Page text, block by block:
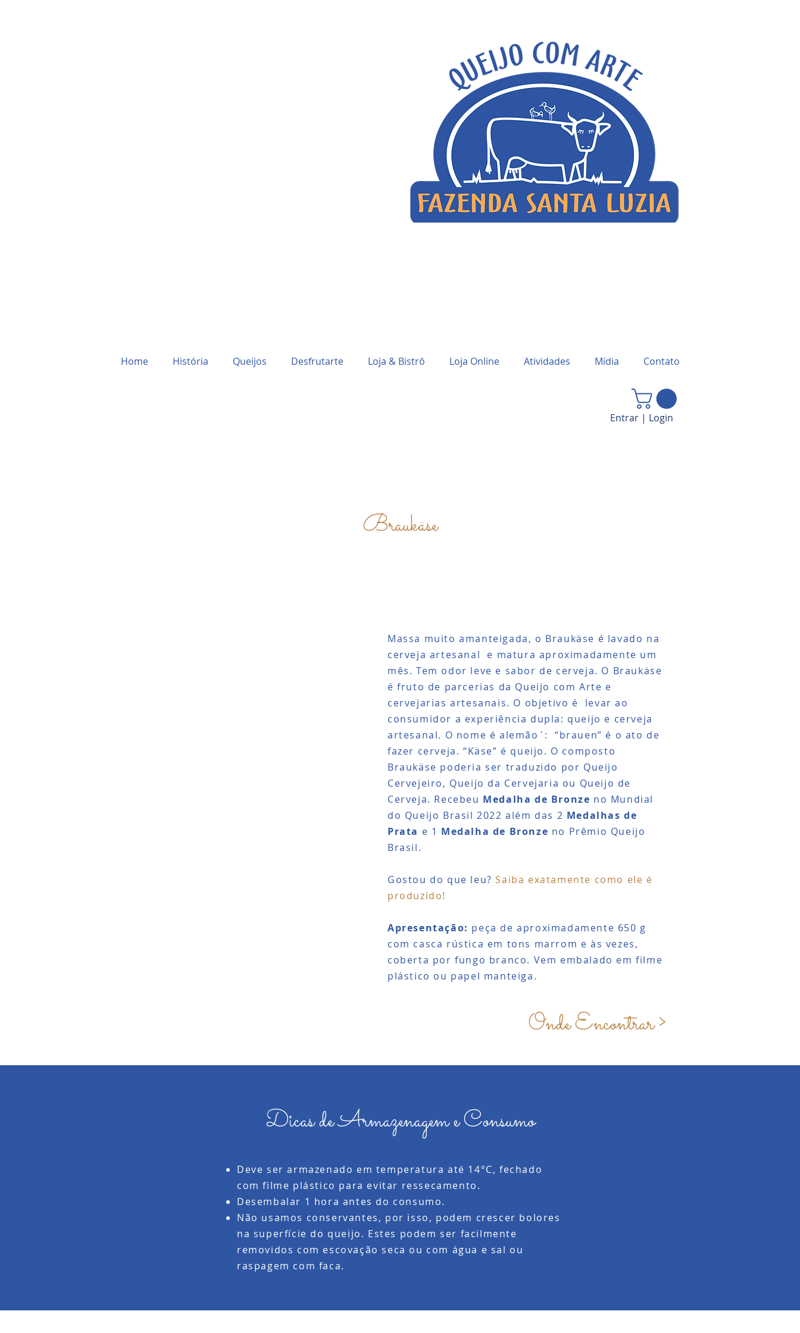
Home História Queijos Desfrutarte Loja & Bistrô Loja Online Atividades Mídia Contato
Entrar | Login
Braukäse
Onde Encontrar >
Massa muito amanteigada, o Braukäse é lavado na
cerveja artesanal e matura aproximadamente um
mês. Tem odor leve e sabor de cerveja. O Braukäse
é fruto de parcerias da Queijo com Arte e
cervejarias artesanais. O objetivo é levar ao
consumidor a experiência dupla: queijo e cerveja
artesanal. O nome é alemão´: “brauen” é o ato de
fazer cerveja. “Käse” é queijo. O composto
Braukäse poderia ser traduzido por Queijo
Cervejeiro, Queijo da Cervejaria ou Queijo de
Cerveja. Recebeu Medalha de Bronze no Mundial
do Queijo Brasil 2022 além das 2 Medalhas de
Prata e 1 Medalha de Bronze no Prêmio Queijo
Brasil.
Gostou do que leu?Saiba exatamente como ele é
produzido!
Apresentação: peça de aproximadamente 650 g
com casca rústica em tons marrom e às vezes,
coberta por fungo branco. Vem embalado em filme
plástico ou papel manteiga.
Dicas de Armazenagem e Consumo
Deve ser armazenado em temperatura até 14°C, fechado
com filme plástico para evitar ressecamento.
Desembalar 1 hora antes do consumo.
Não usamos conservantes, por isso, podem crescer bolores
na superfície do queijo. Estes podem ser facilmente
removidos com escovação seca ou com água e sal ou
raspagem com faca.